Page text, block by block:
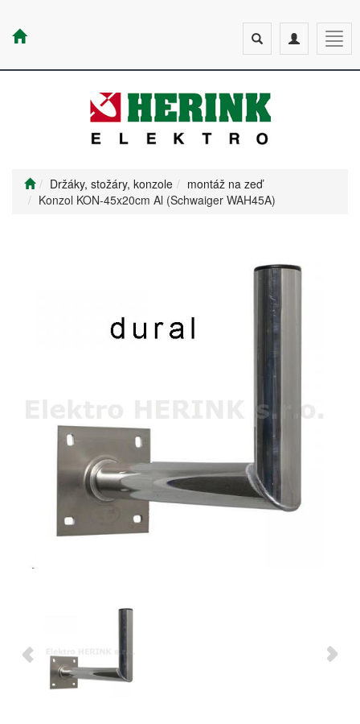
Toggle
navigation
Toggle
search
Držáky, stožáry, konzole
montáž na zeď
Konzol KON-45x20cm Al (Schwaiger WAH45A)